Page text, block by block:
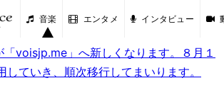
音楽 エンタメ インタビュー
voisjp.me」へ新しくなります。８月１
していき、順次移行してまいります。